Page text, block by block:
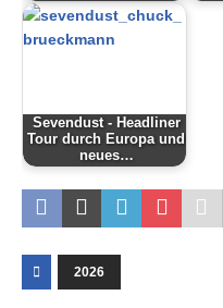
Sevendust - Headliner
Tour durch Europa und
neues…
2026